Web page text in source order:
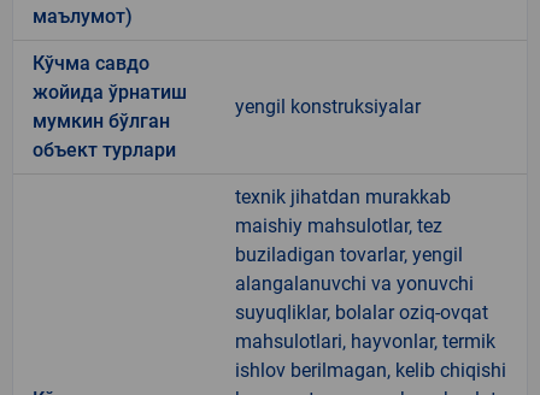
маълумот)
Кўчма савдо
жойида ўрнатиш
мумкин бўлган
объект турлари
yengil konstruksiyalar
texnik jihatdan murakkab
maishiy mahsulotlar, tez
buziladigan tovarlar, yengil
alangalanuvchi va yonuvchi
suyuqliklar, bolalar oziq-ovqat
mahsulotlari, hayvonlar, termik
ishlov berilmagan, kelib chiqishi